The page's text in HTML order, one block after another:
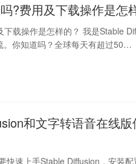
?费用及下载操作是怎
载操作是怎样的？ 我是Stable
。你知道吗？全球每天有超过50…
和文字转语音在线
快速上手Stable Diffusion，安装